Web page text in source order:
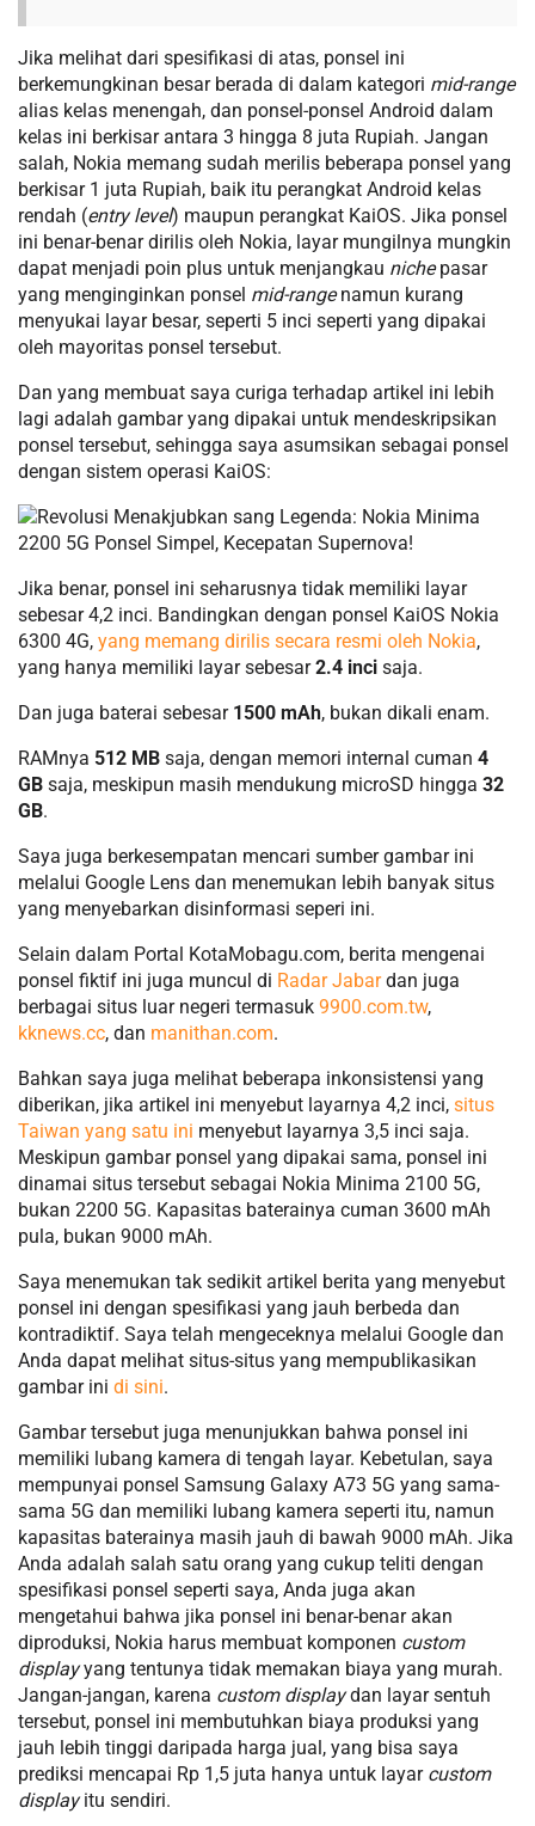
Jika melihat dari spesifikasi di atas, ponsel ini
berkemungkinan besar berada di dalam kategori mid-range
alias kelas menengah, dan ponsel-ponsel Android dalam
kelas ini berkisar antara 3 hingga 8 juta Rupiah. Jangan
salah, Nokia memang sudah merilis beberapa ponsel yang
berkisar 1 juta Rupiah, baik itu perangkat Android kelas
rendah (entry level) maupun perangkat KaiOS. Jika ponsel
ini benar-benar dirilis oleh Nokia, layar mungilnya mungkin
dapat menjadi poin plus untuk menjangkau nichepasar
yang menginginkan ponsel mid-rangenamun kurang
menyukai layar besar, seperti 5 inci seperti yang dipakai
oleh mayoritas ponsel tersebut.
Dan yang membuat saya curiga terhadap artikel ini lebih
lagi adalah gambar yang dipakai untuk mendeskripsikan
ponsel tersebut, sehingga saya asumsikan sebagai ponsel
dengan sistem operasi KaiOS:
Jika benar, ponsel ini seharusnya tidak memiliki layar
sebesar 4,2 inci. Bandingkan dengan ponsel KaiOS Nokia
6300 4G, yang memang dirilis secara resmi oleh Nokia,
yang hanya memiliki layar sebesar2.4 inci saja.
Dan juga baterai sebesar 1500 mAh, bukan dikali enam.
RAMnya 512 MB saja, dengan memori internal cuman 4
GB saja, meskipun masih mendukung microSD hingga 32
GB.
Saya juga berkesempatan mencari sumber gambar ini
melalui Google Lens dan menemukan lebih banyak situs
yang menyebarkan disinformasi seperi ini.
Selain dalam Portal KotaMobagu.com, berita mengenai
ponsel fiktif ini juga muncul di Radar Jabardan juga
berbagai situs luar negeri termasuk 9900.com.tw,
kknews.cc, dan manithan.com.
Bahkan saya juga melihat beberapa inkonsistensi yang
diberikan, jika artikel ini menyebut layarnya 4,2 inci, situs
Taiwan yang satu ini menyebut layarnya 3,5 inci saja.
Meskipun gambar ponsel yang dipakai sama, ponsel ini
dinamai situs tersebut sebagai Nokia Minima 2100 5G,
bukan 2200 5G. Kapasitas baterainya cuman 3600 mAh
pula, bukan 9000 mAh.
Saya menemukan tak sedikit artikel berita yang menyebut
ponsel ini dengan spesifikasi yang jauh berbeda dan
kontradiktif. Saya telah mengeceknya melalui Google dan
Anda dapat melihat situs-situs yang mempublikasikan
gambar ini di sini.
Gambar tersebut juga menunjukkan bahwa ponsel ini
memiliki lubang kamera di tengah layar. Kebetulan, saya
mempunyai ponsel Samsung Galaxy A73 5G yang sama-
sama 5G dan memiliki lubang kamera seperti itu, namun
kapasitas baterainya masih jauh di bawah 9000 mAh. Jika
Anda adalah salah satu orang yang cukup teliti dengan
spesifikasi ponsel seperti saya, Anda juga akan
mengetahui bahwa jika ponsel ini benar-benar akan
diproduksi, Nokia harus membuat komponen custom
displayyang tentunya tidak memakan biaya yang murah.
Jangan-jangan, karena custom displaydan layar sentuh
tersebut, ponsel ini membutuhkan biaya produksi yang
jauh lebih tinggi daripada harga jual, yang bisa saya
prediksi mencapai Rp 1,5 juta hanya untuk layar custom
displayitu sendiri.